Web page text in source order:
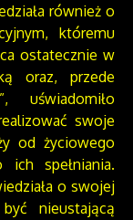
również o
któremu
ostatecznie w
oraz, przede
uświadomiło
swoje
od życiowego
spełniania.
o swojej
nieustającą